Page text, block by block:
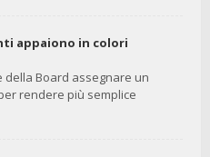
appaiono in colori
della Board assegnare un
rendere più semplice